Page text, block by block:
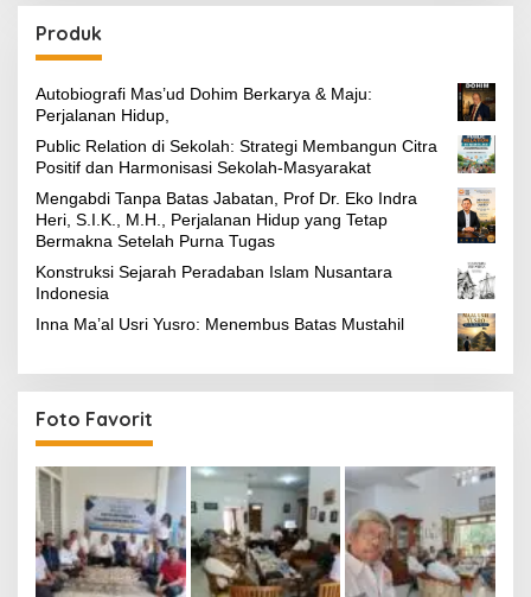
Produk
Autobiografi Mas’ud Dohim Berkarya & Maju:
Perjalanan Hidup,
Public Relation di Sekolah: Strategi Membangun Citra
Positif dan Harmonisasi Sekolah-Masyarakat
Mengabdi Tanpa Batas Jabatan, Prof Dr. Eko Indra
Heri, S.I.K., M.H., Perjalanan Hidup yang Tetap
Bermakna Setelah Purna Tugas
Konstruksi Sejarah Peradaban Islam Nusantara
Indonesia
Inna Ma’al Usri Yusro: Menembus Batas Mustahil
Foto Favorit